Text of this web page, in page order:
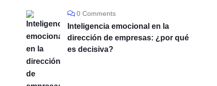
0 Comments
Inteligencia emocional en la
dirección de empresas: ¿por qué
es decisiva?